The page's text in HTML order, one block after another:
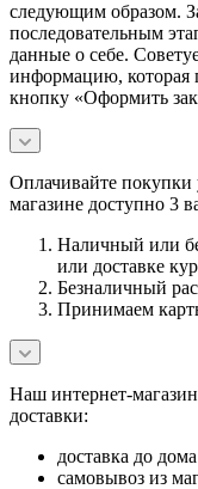
следующим образом.
последовательным
данные о себе.
информацию, которая
кнопку «Оформить
Оплачивайте
магазине доступно 3
Наличный или
или доставке
Безналичный
Принимаем
Наш интернет-магазин
доставки:
доставка до
самовывоз из